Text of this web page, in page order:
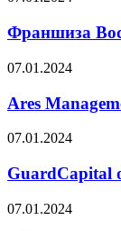
оборот,
отзывы
Франшиза
Ares
отзывы,
платят
или
07.01.2024
Ares
GuardCapital
платят
или
нет?
07.01.2024
GuardCapital
Win4Trader
07.01.2024